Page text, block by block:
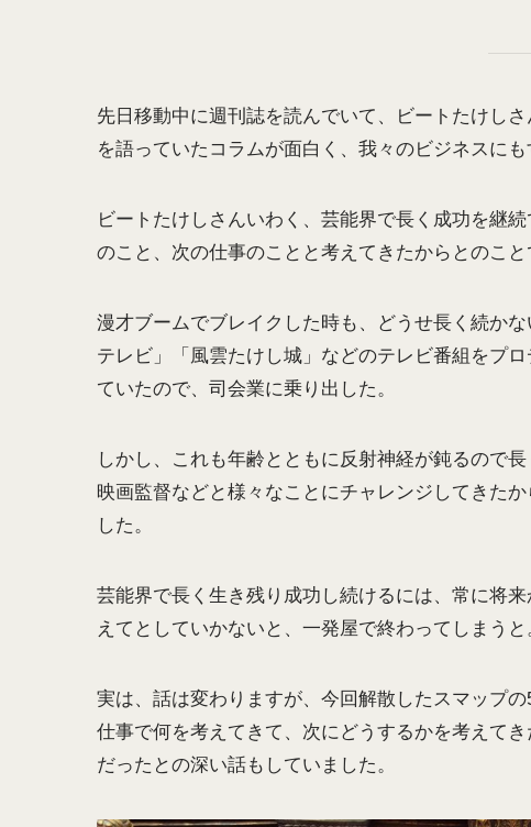
先日移動中に週刊誌を読んでいて、ビートたけし
を語っていたコラムが面白く、我々のビジネスに
ビートたけしさんいわく、芸能界で長く成功を継
のこと、次の仕事のことと考えてきたからとのこと
漫才ブームでブレイクした時も、どうせ長く続か
テレビ」「風雲たけし城」などのテレビ番組をプ
ていたので、司会業に乗り出した。
しかし、これも年齢とともに反射神経が鈍るので
映画監督などと様々なことにチャレンジしてきた
した。
芸能界で長く生き残り成功し続けるには、常に将
えてとしていかないと、一発屋で終わってしまうと
実は、話は変わりますが、今回解散したスマップ
仕事で何を考えてきて、次にどうするかを考えて
だったとの深い話もしていました。